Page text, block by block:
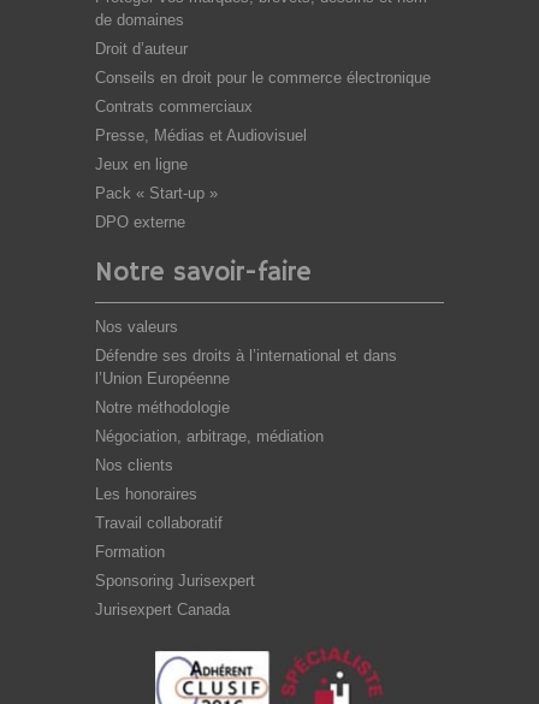
de domaines
Droit d’auteur
Conseils en droit pour le commerce électronique
Contrats commerciaux
Presse, Médias et Audiovisuel
Jeux en ligne
Pack « Start-up »
DPO externe
Notre savoir-faire
Nos valeurs
Défendre ses droits à l’international et dans
l’Union Européenne
Notre méthodologie
Négociation, arbitrage, médiation
Nos clients
Les honoraires
Travail collaboratif
Formation
Sponsoring Jurisexpert
Jurisexpert Canada